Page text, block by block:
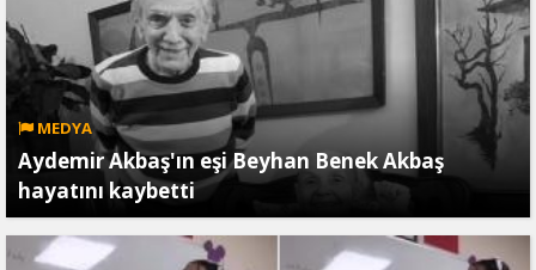
MEDYA
Aydemir Akbaş'ın eşi Beyhan Benek Akbaş
hayatını kaybetti